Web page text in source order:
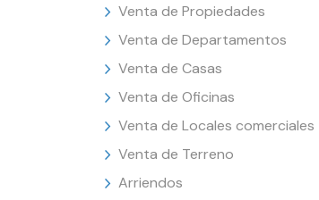
Venta de Propiedades
Venta de Departamentos
Venta de Casas
Venta de Oficinas
Venta de Locales comerciales
Venta de Terreno
Arriendos